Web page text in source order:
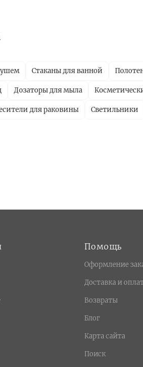
Стаканы для ванной
Дозаторы для мыла
для раковины Светильники
Помощь
Оформление
Доставка и
Возвраты
Блог
Карта сайта
Поиск